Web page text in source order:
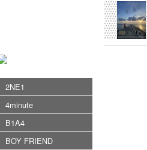
2NE1
4minute
B1A4
BOY FRIEND